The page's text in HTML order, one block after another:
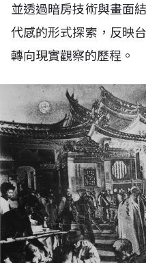
並透過暗房技術與畫面
代感的形式探索，反映
轉向現實觀察的歷程。